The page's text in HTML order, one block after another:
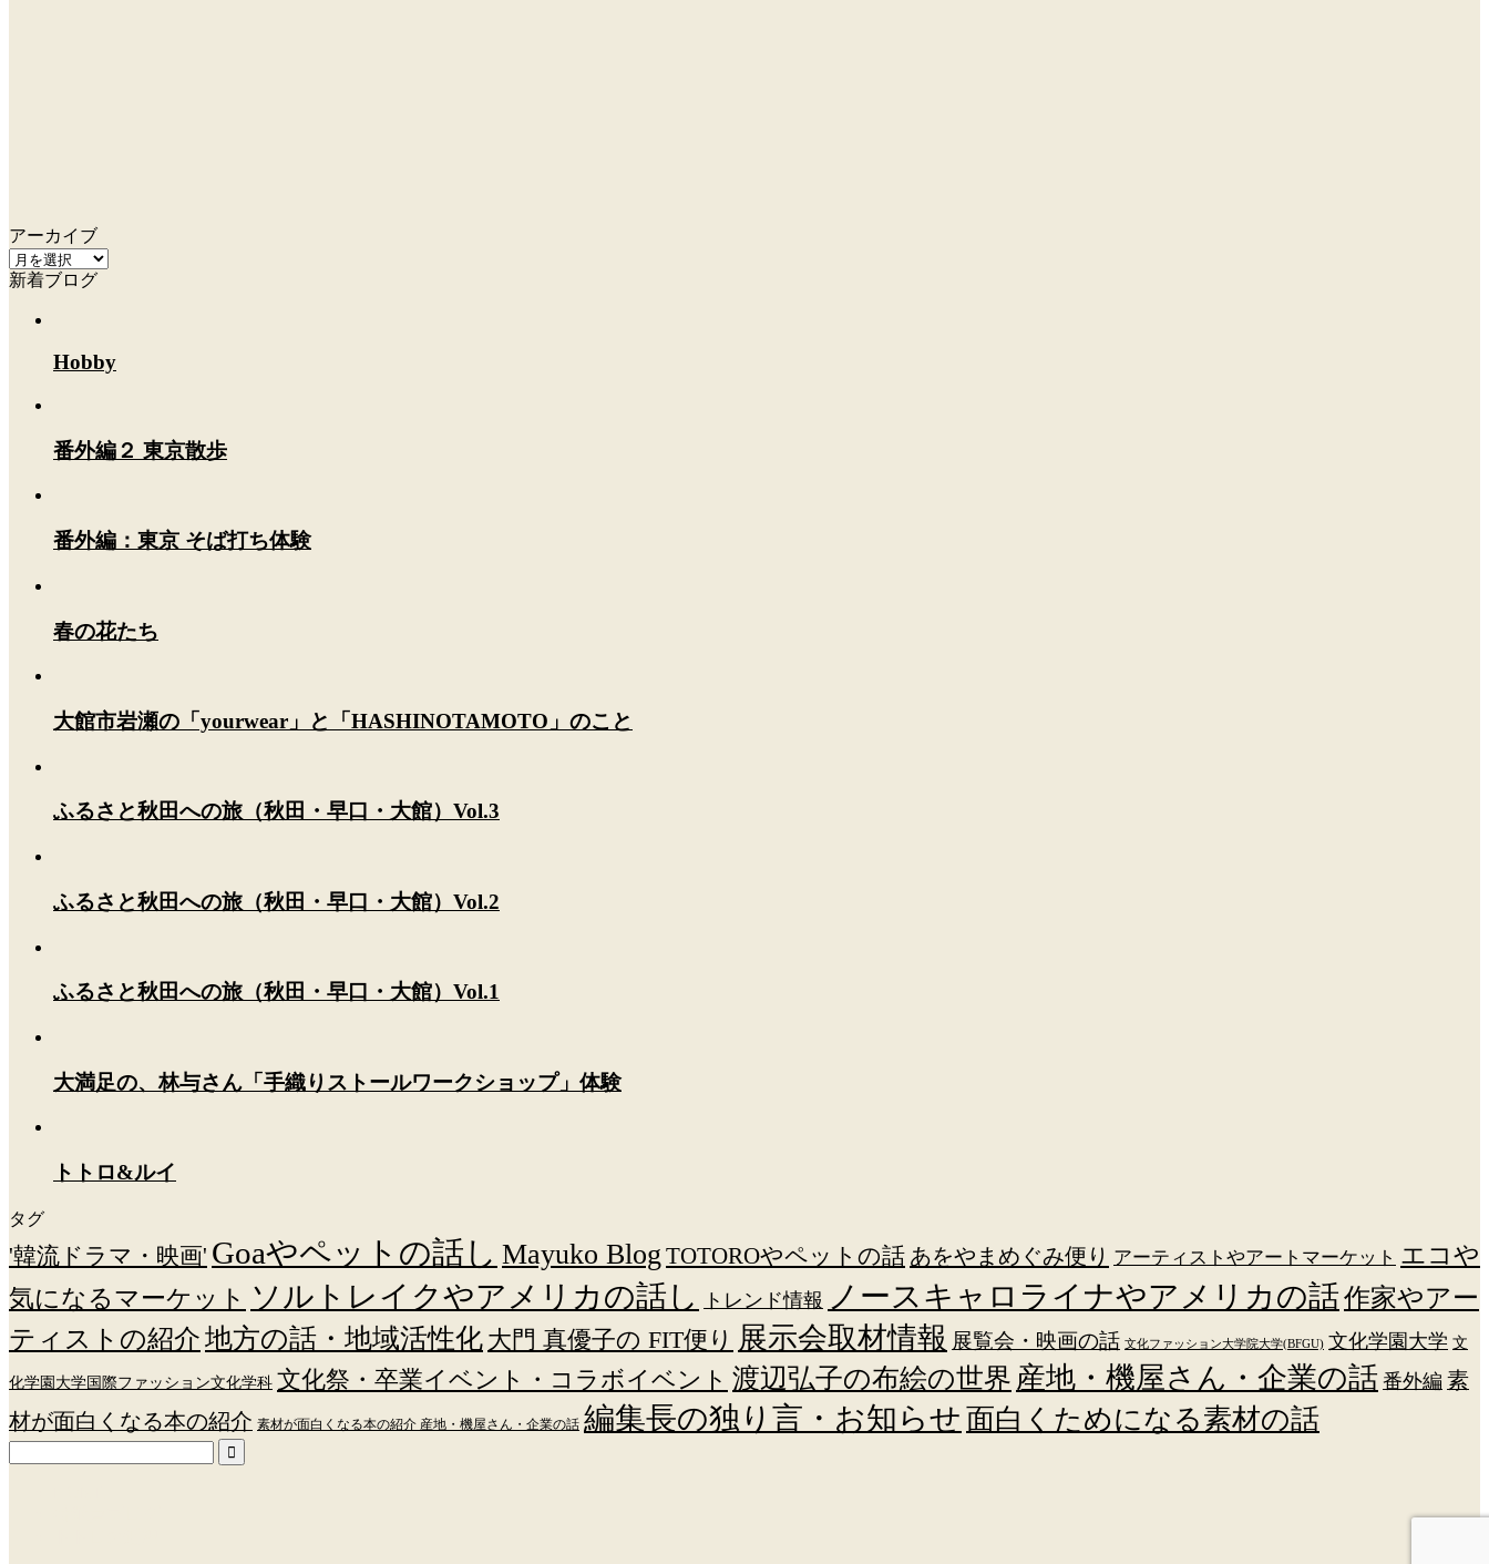
アーカイブ
ア
ー
新着ブログ
Hobby
番外編２ 東京散歩
番外編：東京 そば打ち体験
春の花たち
大館市岩瀬の「yourwear」と「HASHINOTAMOTO」のこと
ふるさと秋田への旅（秋田・早口・大館）Vol.3
ふるさと秋田への旅（秋田・早口・大館）Vol.2
ふるさと秋田への旅（秋田・早口・大館）Vol.1
大満足の、林与さん「手織りストールワークショップ」体験
トトロ&ルイ
タグ
'韓流ドラマ・映画' Goaやペットの話し Mayuko Blog TOTOROやペットの話 あをやまめぐみ便り アーティストやアートマーケット エコや
気になるマーケット ソルトレイクやアメリカの話し トレンド情報 ノースキャロライナやアメリカの話作家やアー
ティストの紹介地方の話・地域活性化 大門 真優子の FIT便り 展示会取材情報 展覧会・映画の話 文化ファッション大学院大学(BFGU) 文化学園大学 文
化学園大学国際ファッション文化学科 文化祭・卒業イベント・コラボイベント 渡辺弘子の布絵の世界 産地・機屋さん・企業の話 番外編 素
材が面白くなる本の紹介 素材が面白くなる本の紹介 産地・機屋さん・企業の話 編集長の独り言・お知らせ 面白くためになる素材の話